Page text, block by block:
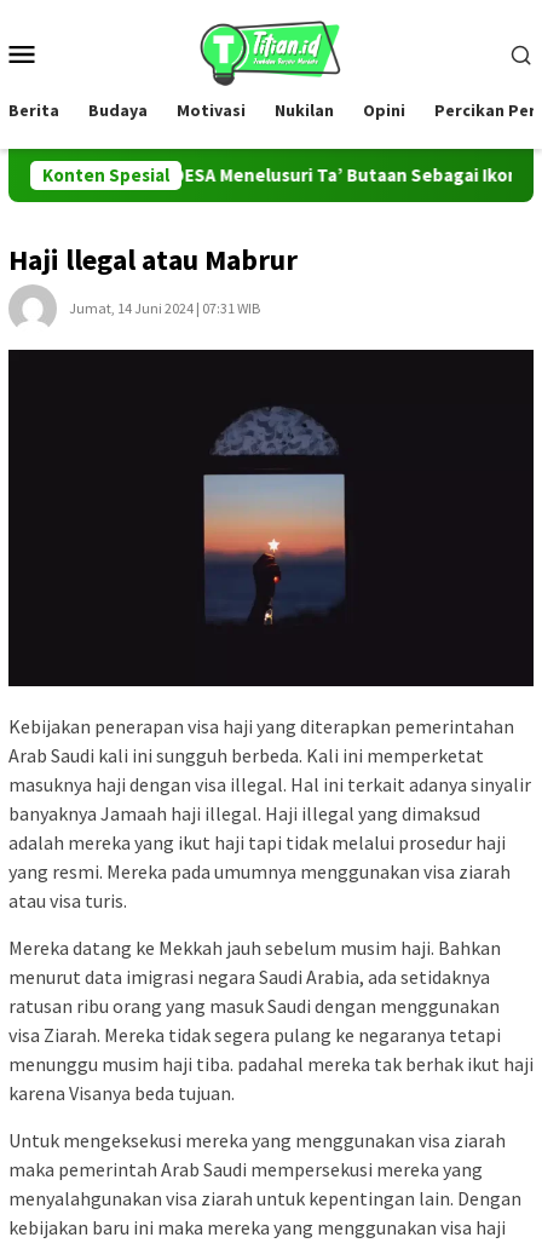
konten
Berita Budaya Motivasi Nukilan Opini Percikan
Konten Spesial
PROMAHADESA Menelusuri Ta’ Butaan Sebagai Ikon
Haji llegal atau Mabrur
Jumat, 14 Juni 2024 | 07:31 WIB
Kebijakan penerapan visa haji yang diterapkan pemerintahan
Arab Saudi kali ini sungguh berbeda. Kali ini memperketat
masuknya haji dengan visa illegal. Hal ini terkait adanya sinyalir
banyaknya Jamaah haji illegal. Haji illegal yang dimaksud
adalah mereka yang ikut haji tapi tidak melalui prosedur haji
yang resmi. Mereka pada umumnya menggunakan visa ziarah
atau visa turis.
Mereka datang ke Mekkah jauh sebelum musim haji. Bahkan
menurut data imigrasi negara Saudi Arabia, ada setidaknya
ratusan ribu orang yang masuk Saudi dengan menggunakan
visa Ziarah. Mereka tidak segera pulang ke negaranya tetapi
menunggu musim haji tiba. padahal mereka tak berhak ikut haji
karena Visanya beda tujuan.
Untuk mengeksekusi mereka yang menggunakan visa ziarah
maka pemerintah Arab Saudi mempersekusi mereka yang
menyalahgunakan visa ziarah untuk kepentingan lain. Dengan
kebijakan baru ini maka mereka yang menggunakan visa haji